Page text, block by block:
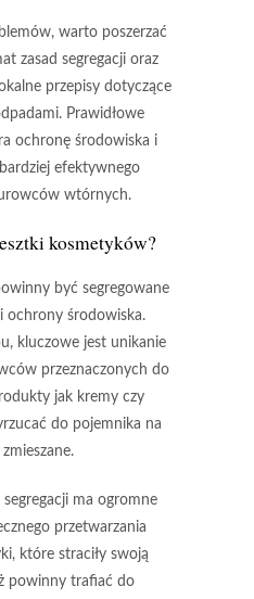
, warto poszerzać
zasad segregacji oraz
przepisy dotyczące
Prawidłowe
ochronę środowiska i
efektywnego
wtórnych.
kosmetyków?
być segregowane
ochrony środowiska.
kluczowe jest unikanie
przeznaczonych do
jak kremy czy
do pojemnika na
segregacji ma ogromne
przetwarzania
które straciły swoją
powinny trafiać do